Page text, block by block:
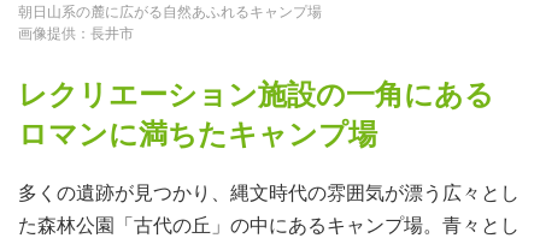
朝日山系の麓に広がる自然あふれるキャンプ場
画像提供：長井市
レクリエーション施設の一角にある
ロマンに満ちたキャンプ場
多くの遺跡が見つかり、縄文時代の雰囲気が漂う広々とし
た森林公園「古代の丘」の中にあるキャンプ場。青々とし